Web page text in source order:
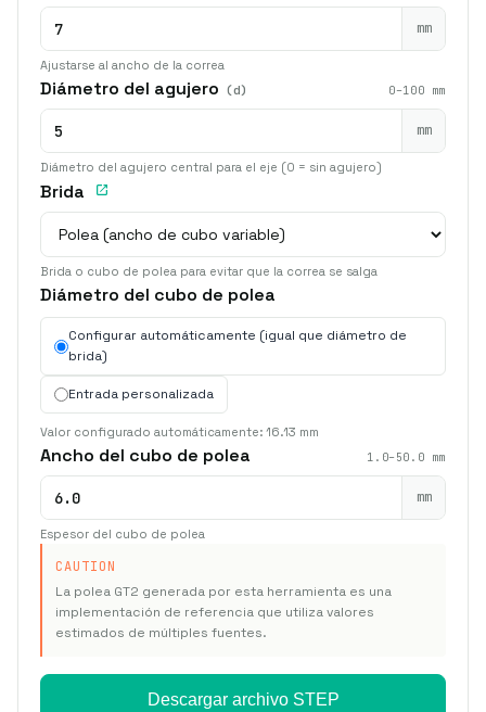
mm
Ajustarse al ancho de la correa
Diámetro del agujero (d) 0–100 mm
mm
Diámetro del agujero central para el eje (0 = sin agujero)
Brida
Brida o cubo de polea para evitar que la correa se salga
Diámetro del cubo de polea
Configurar automáticamente (igual que diámetro de
brida)
Entrada personalizada
Valor configurado automáticamente: 16.13 mm
Ancho del cubo de polea 1.0–50.0 mm
mm
Espesor del cubo de polea
CAUTION
La polea GT2 generada por esta herramienta es una
implementación de referencia que utiliza valores
estimados de múltiples fuentes.
Descargar archivo STEP